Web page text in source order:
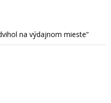
na výdajnom mieste